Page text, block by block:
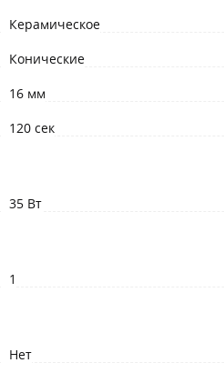
Керамическое
Конические
16 мм
120 сек
35 Вт
1
Нет